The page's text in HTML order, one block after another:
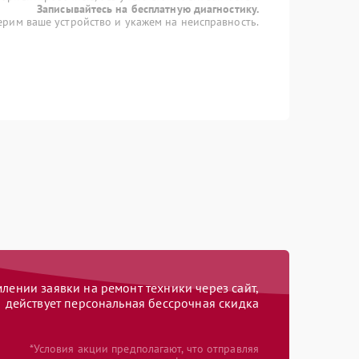
Записывайтесь на бесплатную диагностику.
ваше устройство и укажем на неисправность.
заявки на ремонт техники через сайт,
действует персональная бессрочная скидка
*Условия акции предполагают, что отправляя